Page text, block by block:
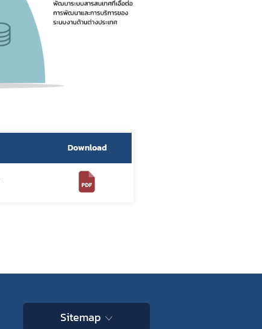
Download
Sitemap